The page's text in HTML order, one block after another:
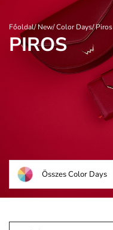
Főoldal/New/Color Days/Piros
PIROS
Összes Color Days